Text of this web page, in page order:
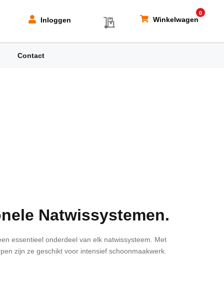
Winkelwagen
0
My Quote
Inloggen
Contact
Natwissystemen.
essentieel onderdeel van elk natwissysteem. Met
zijn ze geschikt voor intensief schoonmaakwerk.